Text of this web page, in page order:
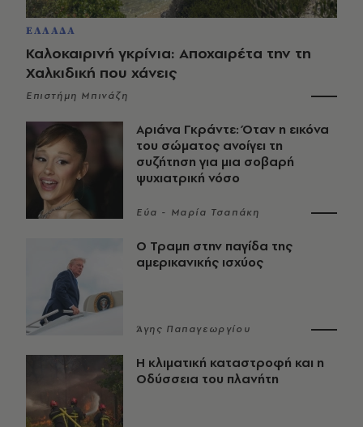
ΕΛΛΑΔΑ
Καλοκαιρινή γκρίνια: Αποχαιρέτα την τη
Χαλκιδική που χάνεις
Επιστήμη Μπινάζη
Αριάνα Γκράντε: Όταν η εικόνα
του σώματος ανοίγει τη
συζήτηση για μια σοβαρή
ψυχιατρική νόσο
Εύα - Μαρία Τσαπάκη
Ο Τραμπ στην παγίδα της
αμερικανικής ισχύος
Άγης Παπαγεωργίου
Η κλιματική καταστροφή και η
Οδύσσεια του πλανήτη